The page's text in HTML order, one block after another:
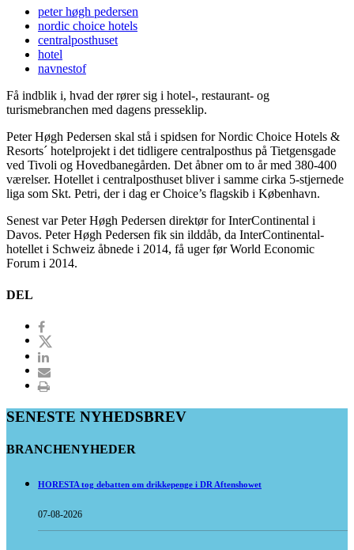
peter høgh pedersen
nordic choice hotels
centralposthuset
hotel
navnestof
Få indblik i, hvad der rører sig i hotel-, restaurant- og
turismebranchen med dagens presseklip.
Peter Høgh Pedersen skal stå i spidsen for Nordic Choice Hotels &
Resorts´ hotelprojekt i det tidligere centralposthus på Tietgensgade
ved Tivoli og Hovedbanegården. Det åbner om to år med 380-400
værelser. Hotellet i centralposthuset bliver i samme cirka 5-stjernede
liga som Skt. Petri, der i dag er Choice’s flagskib i København.
Senest var Peter Høgh Pedersen direktør for InterContinental i
Davos. Peter Høgh Pedersen fik sin ilddåb, da InterContinental-
hotellet i Schweiz åbnede i 2014, få uger før World Economic
Forum i 2014.
DEL
SENESTE NYHEDSBREV
BRANCHENYHEDER
HORESTA tog debatten om drikkepenge i DR Aftenshowet
07-08-2026